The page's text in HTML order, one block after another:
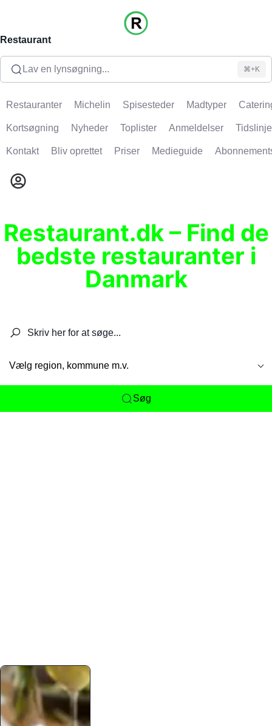
Restaurant
Lav en lynsøgning... ⌘+K
Restauranter Michelin Spisesteder Madtyper
Kortsøgning Nyheder Toplister Anmeldelser Tidslinje
Kontakt Bliv oprettet Priser Medieguide
Restaurant.dk – Find de
bedste restauranter i
Danmark
Vælg region, kommune m.v.
Søg